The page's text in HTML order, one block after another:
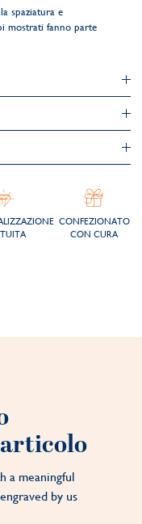
spaziatura e
mostrati fanno parte
CONFEZIONATO
CON CURA
a meaningful
by us